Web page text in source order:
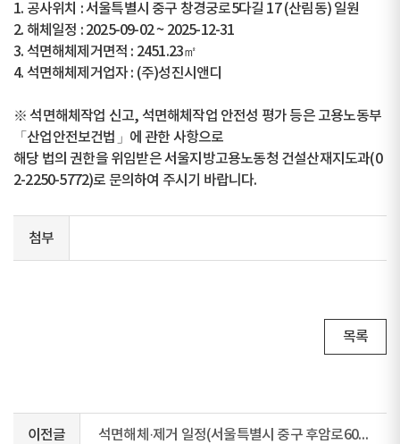
1. 공사위치 : 서울특별시 중구 창경궁로5다길 17 (산림동) 일원
2. 해체일정 : 2025-09-02 ~ 2025-12-31
3. 석면해체제거면적 : 2451.23㎡
4. 석면해체제거업자 : (주)성진시앤디
※ 석면해체작업 신고, 석면해체작업 안전성 평가 등은 고용노동부
「산업안전보건법」에 관한 사항으로
해당 법의 권한을 위임받은 서울지방고용노동청 건설산재지도과(0
2-2250-5772)로 문의하여 주시기 바랍니다.
첨부
목록
이전글 석면해체·제거 일정(서울특별시 중구 후암로60길 16-5)